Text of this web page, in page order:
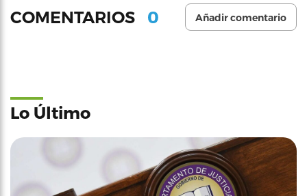
COMENTARIOS 0 Añadir comentario
Lo Último